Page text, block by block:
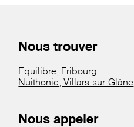
Nous trouver
Equilibre, Fribourg
Nuithonie, Villars-sur-Glâne
Nous appeler